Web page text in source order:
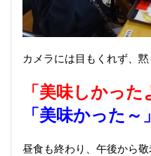
カメラには目もくれず、
「美味しかった
「美味かった～」
昼食も終わり、午後から敬